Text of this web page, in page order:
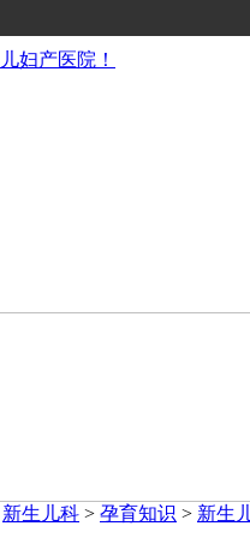
新生儿科 > 孕育知识 > 新生